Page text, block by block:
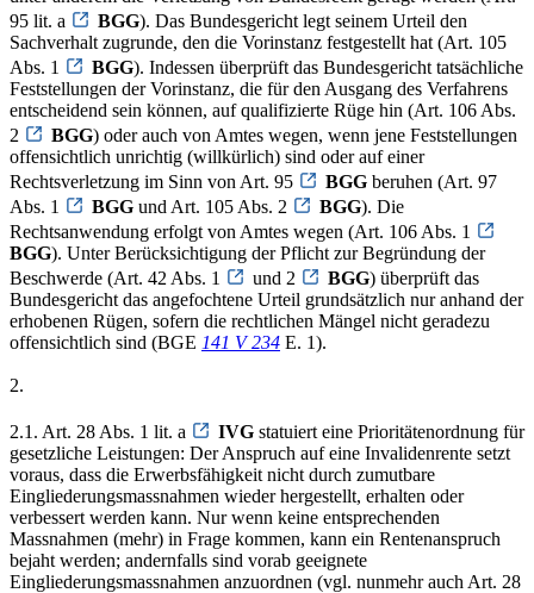
95 lit. a
BGG). Das Bundesgericht legt seinem Urteil den
Sachverhalt zugrunde, den die Vorinstanz festgestellt hat (Art. 105
Abs. 1
BGG). Indessen überprüft das Bundesgericht tatsächliche
Feststellungen der Vorinstanz, die für den Ausgang des Verfahrens
entscheidend sein können, auf qualifizierte Rüge hin (Art. 106 Abs.
2
BGG) oder auch von Amtes wegen, wenn jene Feststellungen
offensichtlich unrichtig (willkürlich) sind oder auf einer
Rechtsverletzung im Sinn von Art. 95
BGG beruhen (Art. 97
Abs. 1
BGG und Art. 105 Abs. 2 BGG). Die
Rechtsanwendung erfolgt von Amtes wegen (Art. 106 Abs. 1
BGG). Unter Berücksichtigung der Pflicht zur Begründung der
Beschwerde (Art. 42 Abs. 1
und 2 BGG) überprüft das
Bundesgericht das angefochtene Urteil grundsätzlich nur anhand der
erhobenen Rügen, sofern die rechtlichen Mängel nicht geradezu
offensichtlich sind (BGE 141 V 234 E. 1).
2.
2.1. Art. 28 Abs. 1 lit. a IVG statuiert eine Prioritätenordnung für
gesetzliche Leistungen: Der Anspruch auf eine Invalidenrente setzt
voraus, dass die Erwerbsfähigkeit nicht durch zumutbare
Eingliederungsmassnahmen wieder hergestellt, erhalten oder
verbessert werden kann. Nur wenn keine entsprechenden
Massnahmen (mehr) in Frage kommen, kann ein Rentenanspruch
bejaht werden; andernfalls sind vorab geeignete
Eingliederungsmassnahmen anzuordnen (vgl. nunmehr auch Art. 28